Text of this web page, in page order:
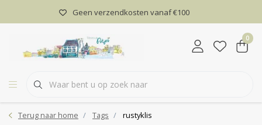
Geen verzendkosten vanaf €100
0
Terug naar home Tags rustyklis